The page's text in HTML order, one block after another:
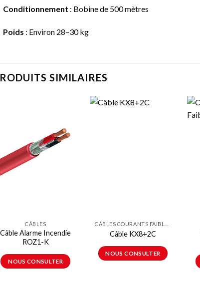
Conditionnement : Bobine de 500 mètres
Poids : Environ 28–30 kg
SIMILAIRES
CÂBLES
Câble Alarme Incendie
ROZ1-K
NOUS CONSULTER
Câble KX8+2C
NOUS CONSULTER